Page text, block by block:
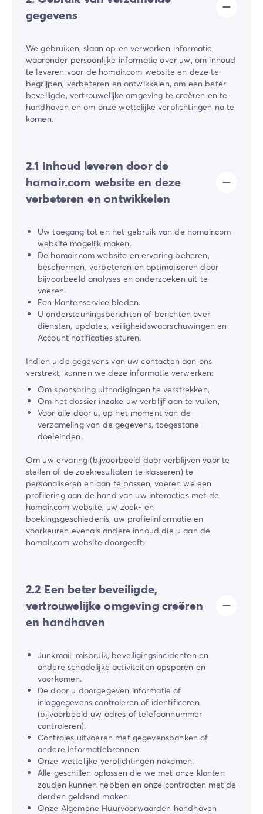
gegevens
We gebruiken, slaan op en verwerken informatie,
waaronder persoonlijke informatie over uw, om inhoud
te leveren voor de ​homair.com​ website en deze te
begrijpen, verbeteren en ontwikkelen, om een beter
beveiligde, vertrouwelijke omgeving te creëren en te
handhaven en om onze wettelijke verplichtingen na te
komen.
2.1 Inhoud leveren door de ​
homair.com​ website en deze
verbeteren en ontwikkelen
Uw toegang tot en het gebruik van de homair.com
website mogelijk maken.
De ​homair.com​ website en ervaring beheren,
beschermen, verbeteren en optimaliseren door
bijvoorbeeld analyses en onderzoeken uit te
voeren.
Een klantenservice bieden.
U ondersteuningsberichten of berichten over
diensten, updates, veiligheidswaarschuwingen en
Account notificaties sturen.
Indien u de gegevens van uw contacten aan ons
verstrekt, kunnen we deze informatie verwerken:
Om sponsoring uitnodigingen te verstrekken,
Om het dossier inzake uw verblijf aan te vullen,
Voor alle door u, op het moment van de
verzameling van de gegevens, toegestane
doeleinden.
Om uw ervaring (bijvoorbeeld door verblijven voor te
stellen of de zoekresultaten te klasseren) te
personaliseren en aan te passen, voeren we een
profilering aan de hand van uw interacties met de
homair.com website, uw zoek- en
boekingsgeschiedenis, uw profielinformatie en
voorkeuren evenals andere inhoud die u aan de
homair.com website doorgeeft.
2.2 Een beter beveiligde,
vertrouwelijke omgeving creëren
en handhaven
Junkmail, misbruik, beveiligingsincidenten en
andere schadelijke activiteiten opsporen en
voorkomen.
De door u doorgegeven informatie of
inloggegevens controleren of identificeren
(bijvoorbeeld uw adres of telefoonnummer
controleren).
Controles uitvoeren met gegevensbanken of
andere informatiebronnen.
Onze wettelijke verplichtingen nakomen.
Alle geschillen oplossen die we met onze klanten
zouden kunnen hebben en onze contracten met de
derden geldend maken.
Onze Algemene Huurvoorwaarden handhaven